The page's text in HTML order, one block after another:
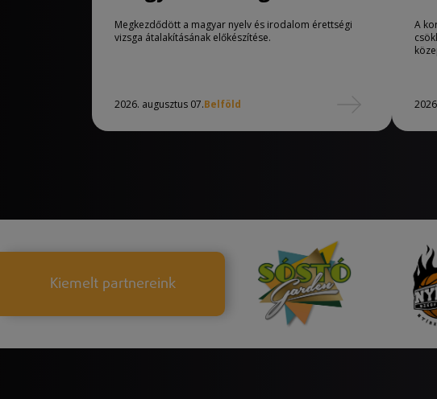
követelményeit
Megkezdődött a magyar nyelv és irodalom érettségi
vizsga átalakításának előkészítése.
2026. augusztus 07.Belföld
A
Kiemelt partnereink